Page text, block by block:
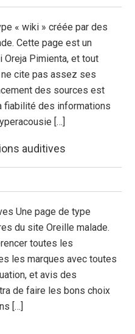
« wiki » créée par des
Cette page est un
Pimienta, et tout
ne cite pas assez ses
des sources est
fiabilité des informations
[…]
auditives
Une page de type
du site Oreille malade.
toutes les
les marques avec toutes
et avis des
de faire les bons choix
[…]